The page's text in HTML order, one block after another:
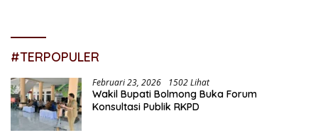
#TERPOPULER
Februari 23, 2026 1502 Lihat
Wakil Bupati Bolmong Buka Forum
Konsultasi Publik RKPD